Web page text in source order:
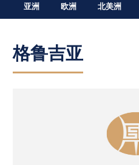
亚洲 欧洲 北美洲
格鲁吉亚